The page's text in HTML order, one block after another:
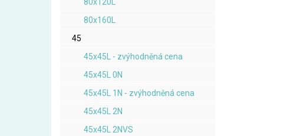
80x120L
80x160L
45
45x45L - zvýhodněná cena
45x45L 0N
45x45L 1N - zvýhodněná cena
45x45L 2N
45x45L 2NVS